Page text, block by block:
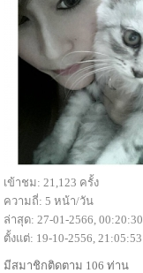
เข้าชม: 21,123 ครั้ง
ความถี่: 5 หน้า/วัน
ล่าสุด: 27-01-2566, 00:20:30
ตั้งแต่: 19-10-2556, 21:05:53
มีสมาชิกติดตาม 106 ท่าน